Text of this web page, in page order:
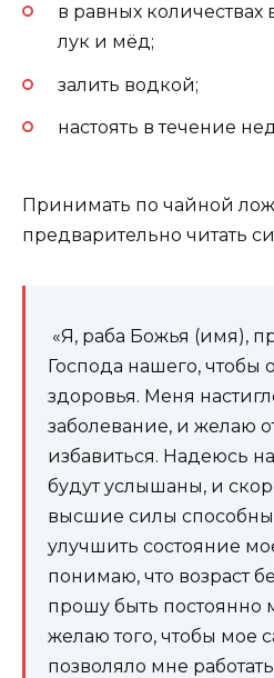
в равных количествах
лук и мёд;
залить водкой;
настоять в течение
Принимать по чайной
предварительно читать
«Я, раба Божья (имя),
Господа нашего, чтобы
здоровья. Меня
заболевание, и желаю
избавиться. Надеюсь
будут услышаны, и
высшие силы
улучшить состояние
понимаю, что возраст
прошу быть
желаю того, чтобы мое
позволяло мне